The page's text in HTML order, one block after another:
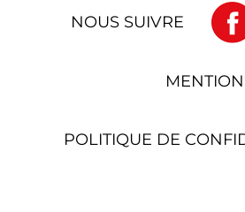
NOUS SUIVRE
POLITIQUE DE